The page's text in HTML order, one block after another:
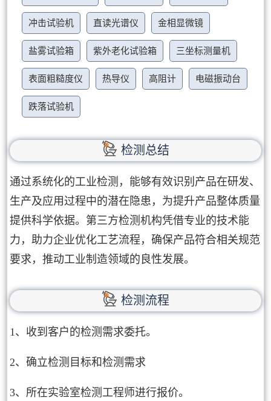
冲击试验机 直读光谱仪 金相显微镜
盐雾试验箱 紫外老化试验箱 三坐标测量机
表面粗糙度仪 热导仪 高阻计 电磁振动台
跌落试验机
检测总结
通过系统化的工业检测，能够有效识别产品在研发、
生产及应用过程中的潜在隐患，为提升产品整体质量
提供科学依据。第三方检测机构凭借专业的技术能
力，助力企业优化工艺流程，确保产品符合相关规范
要求，推动工业制造领域的良性发展。
检测流程
1、收到客户的检测需求委托。
2、确立检测目标和检测需求
3、所在实验室检测工程师进行报价。